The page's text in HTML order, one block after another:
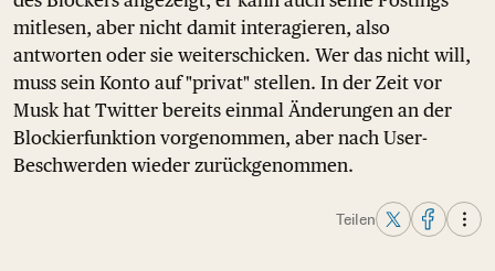
mitlesen, aber nicht damit interagieren, also
antworten oder sie weiterschicken. Wer das nicht will,
muss sein Konto auf "privat" stellen. In der Zeit vor
Musk hat Twitter bereits einmal Änderungen an der
Blockierfunktion vorgenommen, aber nach User-
Beschwerden wieder zurückgenommen.
Teilen